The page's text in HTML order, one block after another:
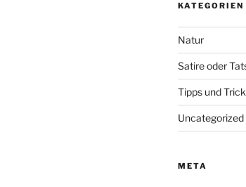
KATEGORIEN
Natur
Satire oder
Tipps und
Uncategorized
META